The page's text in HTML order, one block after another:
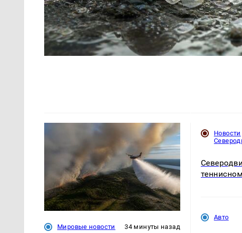
Мировые новости 34 минуты назад
Новости
Авто